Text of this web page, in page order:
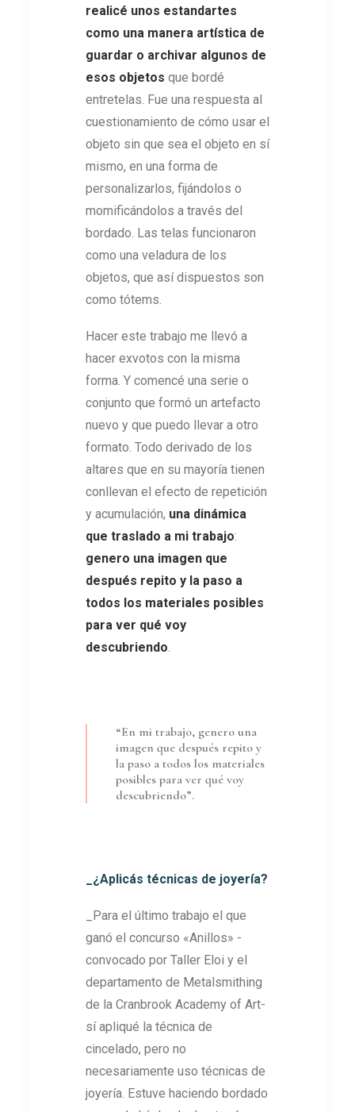
realicé unos estandartes
como una manera artística de
guardar o archivar algunos de
esos objetos que bordé
entretelas. Fue una respuesta al
cuestionamiento de cómo usar el
objeto sin que sea el objeto en sí
mismo, en una forma de
personalizarlos, fijándolos o
momificándolos a través del
bordado. Las telas funcionaron
como una veladura de los
objetos, que así dispuestos son
como tótems.
Hacer este trabajo me llevó a
hacer exvotos con la misma
forma. Y comencé una serie o
conjunto que formó un artefacto
nuevo y que puedo llevar a otro
formato. Todo derivado de los
altares que en su mayoría tienen
conllevan el efecto de repetición
y acumulación, una dinámica
que traslado a mi trabajo:
genero una imagen que
después repito y la paso a
todos los materiales posibles
para ver qué voy
descubriendo
“En mi trabajo, genero una
imagen que después repito y
la paso a todos los materiales
posibles para ver qué voy
descubriendo”.
_¿Aplicás técnicas de joyería?
_Para el último trabajo el que
ganó el concurso «Anillos» -
convocado por Taller Eloi y el
departamento de Metalsmithing
de la Cranbrook Academy of Art-
sí apliqué la técnica de
cincelado, pero no
necesariamente uso técnicas de
joyería. Estuve haciendo bordado